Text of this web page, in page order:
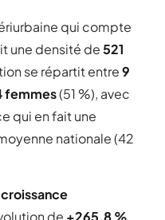
qui compte
une densité de521
se répartit entre9
femmes(51 %), avec
qui en fait une
nationale (42
de +265,8 %